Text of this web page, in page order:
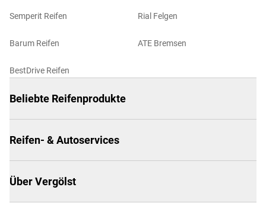
Semperit Reifen
Barum Reifen
BestDrive Reifen
Rial Felgen
ATE Bremsen
Beliebte Reifenprodukte
Reifen- & Autoservices
Über Vergölst